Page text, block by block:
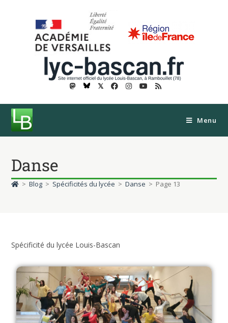
𝕏
Menu
Danse
> Blog > Spécificités du lycée > Danse > Page 13
Spécificité du lycée Louis-Bascan